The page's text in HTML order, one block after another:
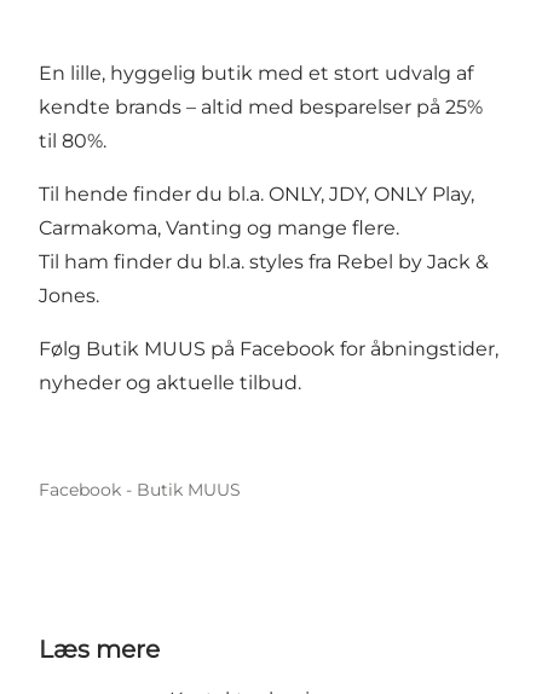
En lille, hyggelig butik med et stort udvalg af
kendte brands – altid med besparelser på 25%
til 80%.
Til hende finder du bl.a. ONLY, JDY, ONLY Play,
Carmakoma, Vanting og mange flere.
Til ham finder du bl.a. styles fra Rebel by Jack &
Jones.
Følg Butik MUUS på Facebook for åbningstider,
nyheder og aktuelle tilbud.
Facebook - Butik MUUS
Læs mere